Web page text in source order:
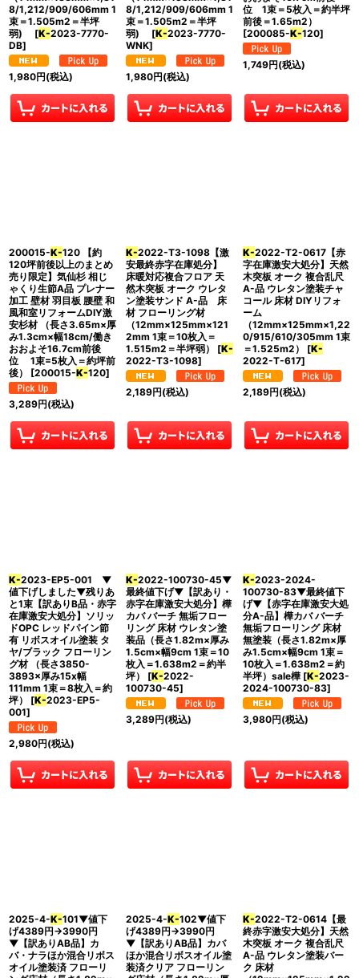
8/1,212/909/606mm 1
束＝1.505m2＝半坪
弱)
[K-2023-7770-
DB]
1,980円(税込)
8/1,212/909/606mm 1
束＝1.505m2＝半坪
弱)
[K-2023-7770-
WNK]
1,980円(税込)
位 1束＝5枚入＝約半坪
前後＝1.65m2）
[200085-K-120]
1,749円(税込)
200015-K-120 【約
120坪前後以上のまとめ
売り限定】気仙杉 相じ
ゃくり生節A品 プレナー
加工 壁材 羽目板 腰壁 和
風和室リフォームDIY激
安杉材 （長さ3.65m×厚
み1.3cm×幅18cm/働き
おおよそ16.7cm前後
位 1束=5枚入＝約坪前
後）
[200015-K-120]
3,289円(税込)
K-2022-T3-1098【激
安最終赤字在庫処分】
床暖対応複合フロア 天
然木突板 オーク ウレタ
ン塗装サンド A-品 床
材 フローリング材
（12mm×125mm×121
2mm 1束＝10枚入＝
1.515m2＝半坪弱）
[K-
2022-T3-1098]
2,189円(税込)
K-2022-T2-0617【赤
字在庫激安大処分】天然
木突板 オーク 複合乱尺
A-品 ウレタン塗装チャ
コール 床材 DIYリフォ
ーム
（12mm×125mm×1,22
0/915/610/305mm 1束
＝1.525m2）
[K-
2022-T-617]
2,189円(税込)
K-2023-EP5-001 ▼
値下げしました▼残りあ
と1束【訳ありB品・赤字
在庫激安大処分】ソリッ
ドOPC レッドパイン節
有 リボスオイル塗装 タ
ヤ/ブラック フローリン
グ材 （長さ3850-
3893×厚み15x幅
111mm 1束＝8枚入＝約
坪）
[K-2023-EP5-
001]
2,980円(税込)
K-2022-100730-45▼
最終値下げ▼【訳あり・
赤字在庫激安大処分】樺
カバ バーチ 無垢フロー
リング 床材 ウレタン塗
装品（長さ1.82m×厚み
1.5cm×幅9cm 1束＝10
枚入＝1.638m2＝約半
坪）
[K-2022-
100730-45]
3,289円(税込)
K-2023-2024-
100730-83▼最終値下
げ▼【赤字在庫激安大処
分A-品】樺カバ バーチ
無垢フローリング 床材
無塗装（長さ1.82m×厚
み1.5cm×幅9cm 1束＝
10枚入＝1.638m2＝約
半坪）sale樺 [K-2023-
2024-100730-83]
3,980円(税込)
2025-4-K-101▼値下
げ4389円→3990円
▼【訳ありAB品】カ
バ・ナラほか混合リボス
オイル塗装済 フローリ
2025-4-K-102▼値下
げ4389円→3990円
▼【訳ありAB品】カバ
ほか混合リボスオイル塗
装済クリア フローリン
K-2022-T2-0614【最
終赤字激安大処分】天然
木突板 オーク 複合乱尺
A-品 ウレタン塗装バー
ク 床材